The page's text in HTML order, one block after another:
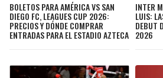
BOLETOS PARA AMÉRICA VS SAN
DIEGO FC, LEAGUES CUP 2026:
PRECIOS Y DÓNDE COMPRAR
ENTRADAS PARA EL ESTADIO AZTECA
INTER
LUIS:
DEBUT
2026